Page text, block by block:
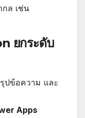
กล เช่น
ยกระดับ
ปข้อความ และ
Apps